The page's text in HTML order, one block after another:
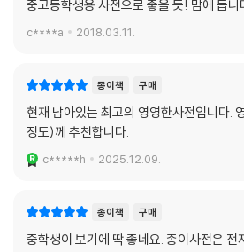
중고등학생용 사전으로 좋을 듯! 맘에 듭니
c****a 2018.03.11.
종이책 구매
현재 남아있는 최고의 영영한사전입니다.
정도)께 추천합니다.
c*****h 2025.12.09.
종이책 구매
중학생이 보기에 딱 좋네요. 종이사전은 전